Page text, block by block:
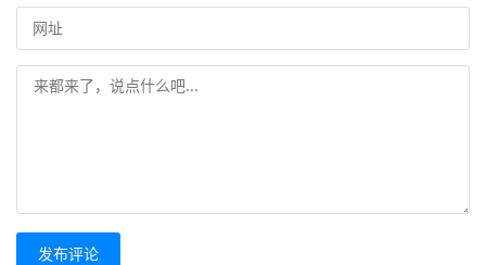
发布评论